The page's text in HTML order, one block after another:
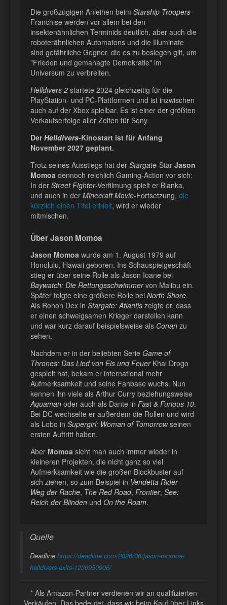
Die großzügigen Anleihen beim Starship Troopers-
Franchise werden vor allem bei den
insektenähnlichen Terminids deutlich, aber auch die
roboterähnlichen Automatons und die Illuminate
sind gefährliche Gegner, die es zu besiegen gilt, um
"Frieden und gemanagte Demokratie" im
Universum zu verbreiten.
Helldivers 2 startete 2024 gleichzeitig für die
PlayStation- und PC-Plattformen und ist inzwischen
auch auf der Xbox spielbar. Es ist einer der größten
Verkaufserfolge aller Zeiten für Sony.
DerHelldivers-Kinostart ist für Anfang
November 2027 geplant.
Trotz seines Ausstiegs hat der Stargate-Star Jason
Momoa dennoch reichlich Gaming-Action vor sich:
In der Street Fighter-Verfilmung spielt er Blanka,
und auch in der Minecraft Movie-Fortsetzung, die
kürzlich einen Titel erhielt, wird er wieder
mitmischen.
Über Jason Momoa
Jason Momoa wurde am 1. August 1979 auf
Honolulu, Hawaii geboren. Ins Schauspielgeschäft
stieg er über seine Rolle als Jason Ioane bei
Baywatch: Die Rettungsschwimmervon Malibu ein.
Später folgte eine größere Rolle bei North Shore.
Als Ronon Dex in Stargate: Atlantis zeigte er, dass
er einen schweigsamen Krieger darstellen kann
und war kurz darauf beispielsweise als Conan zu
sehen.
Nachdem er in der beliebten Serie Game of
Thrones: Das Lied von Eis und FeuerKhal Drogo
gespielt hat, bekam er international mehr
Aufmerksamkeit und seine Fanbase wuchs. Nun
kennen ihn viele als Arthur Curry beziehungsweise
Aquaman oder auch als Dante in Fast & Furious 10.
Bei DC wechselte er außerdem die Rollen und wird
als Lobo in Supergirl: Woman of Tomorrowseinen
ersten Auftritt haben.
Aber Momoa sieht man auch immer wieder in
kleineren Projekten, die nicht ganz so viel
Aufmerksamkeit wie die großen Blockbuster auf
sich ziehen, so zum Beispiel in Vendetta Rider -
Weg der Rache, The Red Road, Frontier, See:
Reich der Blinden und On the Roam.
Quelle
Deadline https://deadline.com/2026/06/jason-momoa-
helldivers-exits-1236950906/
* Als Amazon-Partner verdienen wir an qualifizierten
Verkäufen. Das bedeutet, dass wir beim Kauf über Links